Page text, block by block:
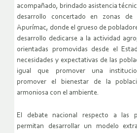
acompañado, brindado asistencia
desarrollo concertado en zonas de
Apurímac, donde el grueso de
desarrollo dedicarse a la actividad
orientadas promovidas desde el
necesidades y expectativas de las
igual que promover una
promover el bienestar de la
armoniosa con el ambiente.
El debate nacional respecto a las
permitan desarrollar un modelo